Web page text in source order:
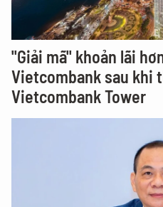
"Giải mã" khoản lãi
Vietcombank sau khi
Vietcombank Tower